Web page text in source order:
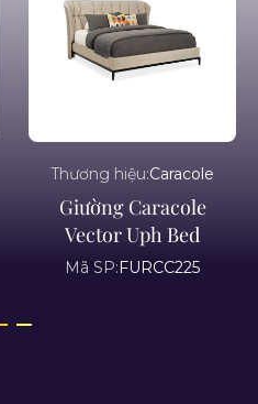
Thương hiệu:Caracole
Giường Caracole
Vector Uph Bed
Mã SP:FURCC225